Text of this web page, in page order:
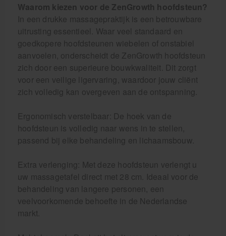
Waarom kiezen voor de ZenGrowth hoofdsteun?
In een drukke massagepraktijk is een betrouwbare
uitrusting essentieel. Waar veel standaard en
goedkopere hoofdsteunen wiebelen of onstabiel
aanvoelen, onderscheidt de ZenGrowth hoofdsteun
zich door een superieure bouwkwaliteit. Dit zorgt
voor een veilige ligervaring, waardoor jouw cliënt
zich volledig kan overgeven aan de ontspanning.
Ergonomisch verstelbaar: De hoek van de
hoofdsteun is volledig naar wens in te stellen,
passend bij elke behandeling en lichaamsbouw.
Extra verlenging: Met deze hoofdsteun verlengt u
uw massagetafel direct met 28 cm. Ideaal voor de
behandeling van langere personen, een
veelvoorkomende behoefte in de Nederlandse
markt.